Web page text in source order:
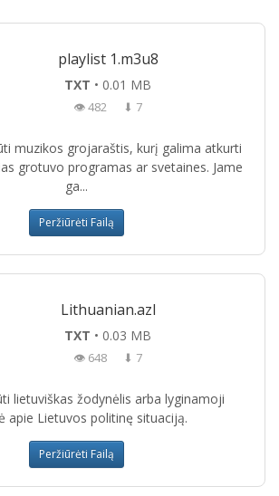
playlist 1.m3u8
TXT • 0.01 MB
👁 482 ⬇ 7
muzikos grojaraštis, kurį galima atkurti
grotuvo programas ar svetaines. Jame
ga...
Peržiūrėti Failą
Lithuanian.azl
TXT • 0.03 MB
👁 648 ⬇ 7
lietuviškas žodynėlis arba lyginamoji
apie Lietuvos politinę situaciją.
Peržiūrėti Failą